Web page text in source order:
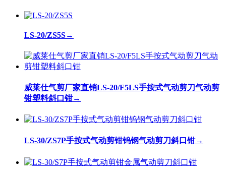
LS-20/ZS5S→
威莱仕气剪厂家直销LS-20/F5LS手按式气动剪刀气动剪
钳塑料斜口钳→
LS-30/ZS7P手按式气动剪钳钨钢气动剪刀斜口钳→